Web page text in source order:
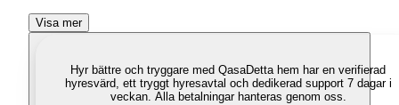
Visa mer
Hyr bättre och tryggare med QasaDetta hem har en verifierad
hyresvärd, ett tryggt hyresavtal och dedikerad support 7 dagar i
veckan. Alla betalningar hanteras genom oss.